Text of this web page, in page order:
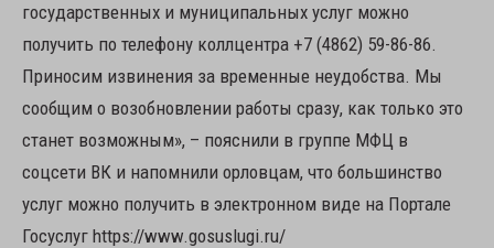
государственных и муниципальных услуг можно
получить по телефону коллцентра +7 (4862) 59-86-86.
Приносим извинения за временные неудобства. Мы
сообщим о возобновлении работы сразу, как только это
станет возможным», – пояснили в группе МФЦ в
соцсети ВК и напомнили орловцам, что большинство
услуг можно получить в электронном виде на Портале
Госуслуг https://www.gosuslugi.ru/